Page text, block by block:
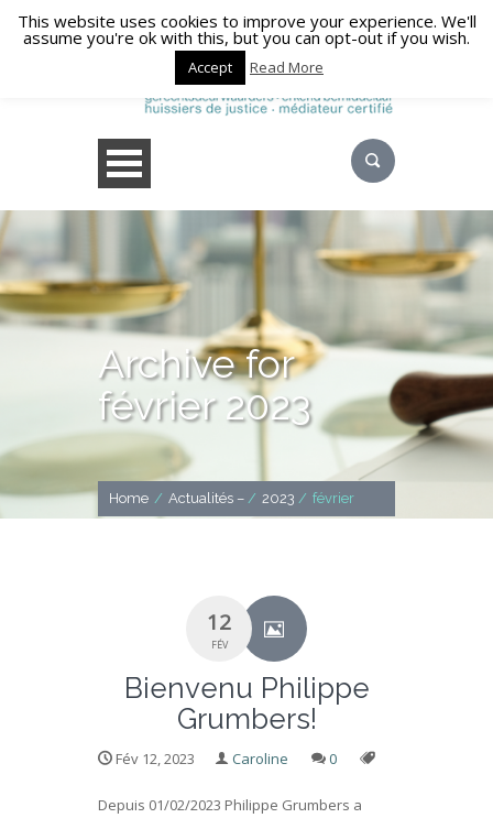
Archive for
février 2023
Home / Actualités – / 2023 / février
12
FÉV
Bienvenu Philippe
Grumbers!
Fév 12, 2023 Caroline 0
Depuis 01/02/2023 Philippe Grumbers a
This website uses cookies to improve your experience. We'll
assume you're ok with this, but you can opt-out if you wish.
Accept Read More